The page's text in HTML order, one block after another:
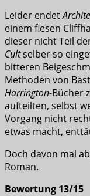
Leider endet
einem fiesen
dieser nicht Teil
Cultselber so
bitteren
Methoden von
Harrington-Bücher
aufteilten, selbst
Vorgang nicht
etwas macht,
Doch davon mal
Roman.
Bewertung 13/15